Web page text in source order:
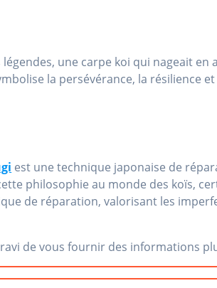
une carpe koi qui nageait
la persévérance, la résilience
est une technique japonaise de
philosophie au monde des koïs,
de réparation, valorisant les
de vous fournir des informations